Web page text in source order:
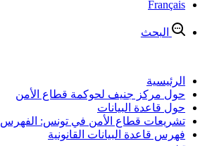
Français
البحث
الرئيسية
حول مركز جنيف لحوكمة قطاع الأمن
حول قاعدة البيانات
تشريعات قطاع الأمن في تونس: الفهرس 1956-2011
فهرس قاعدة البيانات القانونية